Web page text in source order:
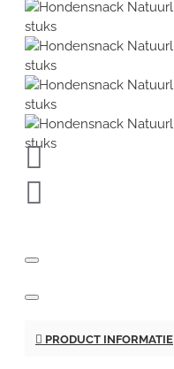
PRODUCT INFORMATIE